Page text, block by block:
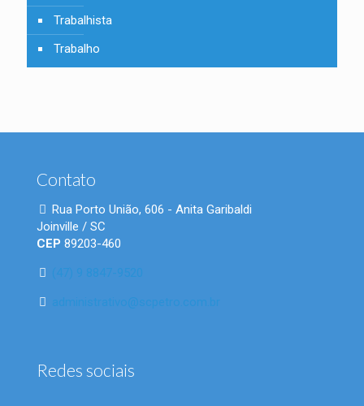
Trabalhista
Trabalho
Contato
Rua Porto União, 606 - Anita Garibaldi
Joinville / SC
CEP 89203-460
(47) 9 8847-9520
administrativo@scpetro.com.br
Redes sociais